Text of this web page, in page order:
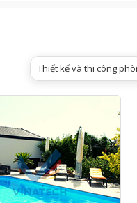
cơ hội cung cấp dịch vụ sau
trên những ý tưởng của khách
sẻ và đồng hành với khách
Thiết kế và thi công